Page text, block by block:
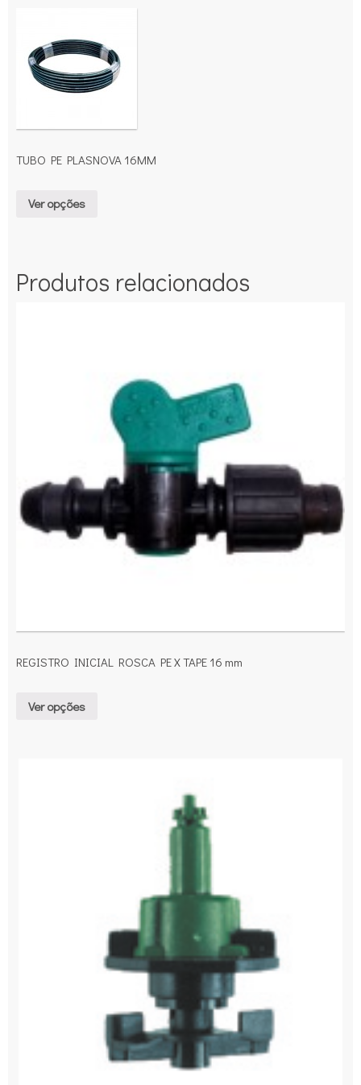
TUBO PE PLASNOVA 16MM
Ver opções
Produtos relacionados
REGISTRO INICIAL ROSCA PE X TAPE 16 mm
Ver opções